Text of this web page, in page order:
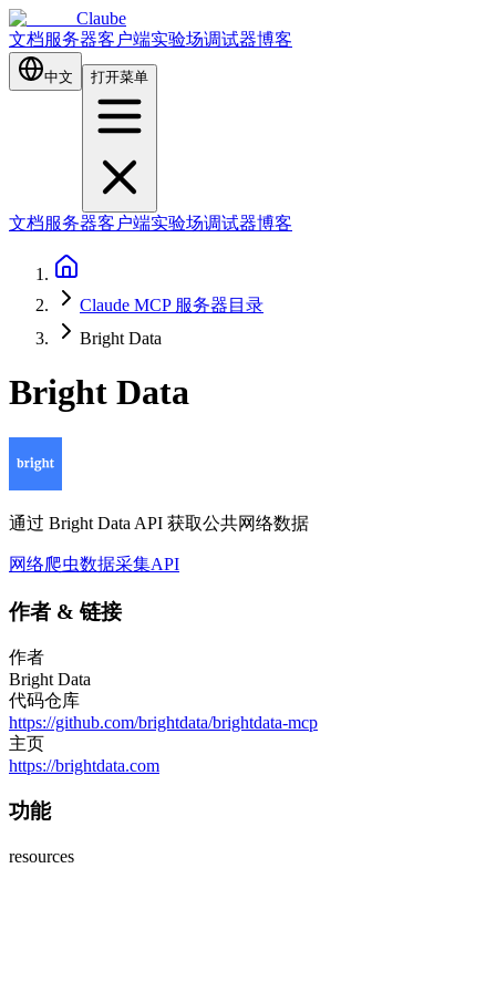
Claube
文档服务器客户端实验场调试器博客
中文 打开菜单
文档服务器客户端实验场调试器博客
Claude MCP 服务器目录
Bright Data
Bright Data
通过 Bright Data API 获取公共网络数据
网络爬虫数据采集API
作者 &链接
作者
Bright Data
代码仓库
https://github.com/brightdata/brightdata-mcp
主页
https://brightdata.com
功能
resources